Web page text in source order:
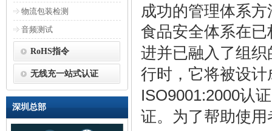
物流包装检测
音频测试
RoHS指令
无线充一站式认证
深圳总部
成功的管理体系方
食品安全体系在
进并已融入了组
行时，它将被设计
ISO9001:2000认
证。为了帮助使